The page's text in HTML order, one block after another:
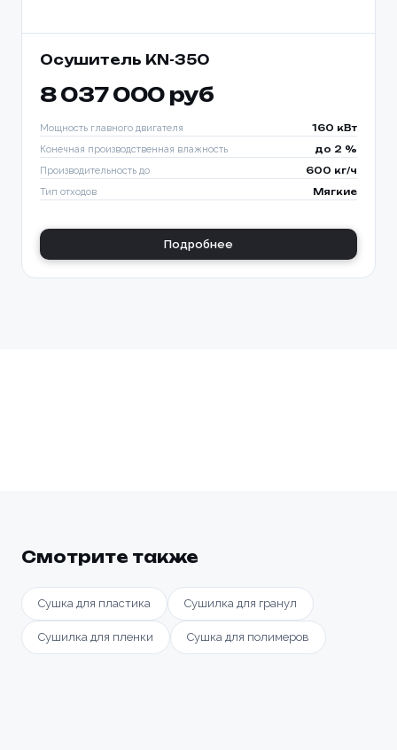
Осушитель KN-350
8 037 000 руб
Мощность главного двигателя 160 кВт
Конечная производственная влажность до 2 %
Производительность до 600 кг/ч
Тип отходов Мягкие
Подробнее
Смотрите также
Сушка для пластика Сушилка для гранул
Сушилка для пленки Сушка для полимеров